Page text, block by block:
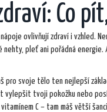
Co
ovlivňují zdraví i vzhled.
nehty, pleť ani pořádná energie.
pro svoje tělo ten nejlepší
vylepšit tvoji pokožku nebo
C – tam máš větší